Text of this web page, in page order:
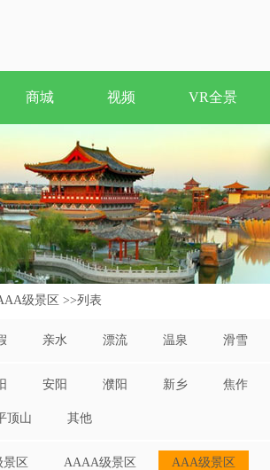
商城 视频 VR全景
级景区 >>列表
亲水 漂流 温泉 滑雪
安阳 濮阳 新乡 焦作
顶山 其他
区 AAAA级景区 AAA级景区